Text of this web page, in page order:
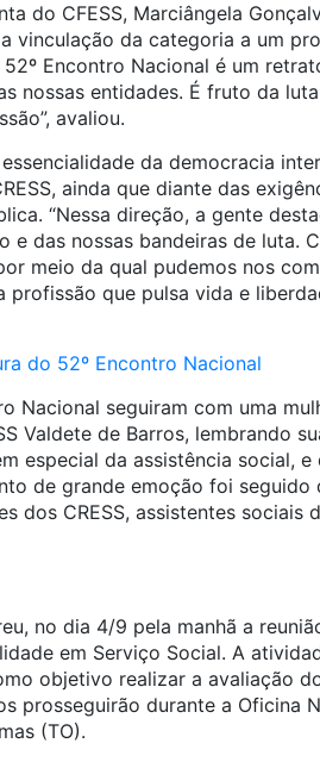
do CFESS, Marciângela
vinculação da categoria a um
Encontro Nacional é um
nossas entidades. É fruto da
avaliou.
da democracia
ainda que diante das
“Nessa direção, a gente
das nossas bandeiras de luta.
meio da qual pudemos nos
que pulsa vida e
do 52º Encontro Nacional
Nacional seguiram com uma
Valdete de Barros, lembrando
especial da assistência social,
de grande emoção foi
dos CRESS, assistentes sociais
no dia 4/9 pela manhã a
em Serviço Social. A
objetivo realizar a avaliação
prosseguirão durante a Oficina
(TO).